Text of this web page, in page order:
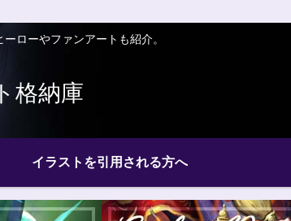
ローやファンアートも紹介。
格納庫
イラストを引用される方へ